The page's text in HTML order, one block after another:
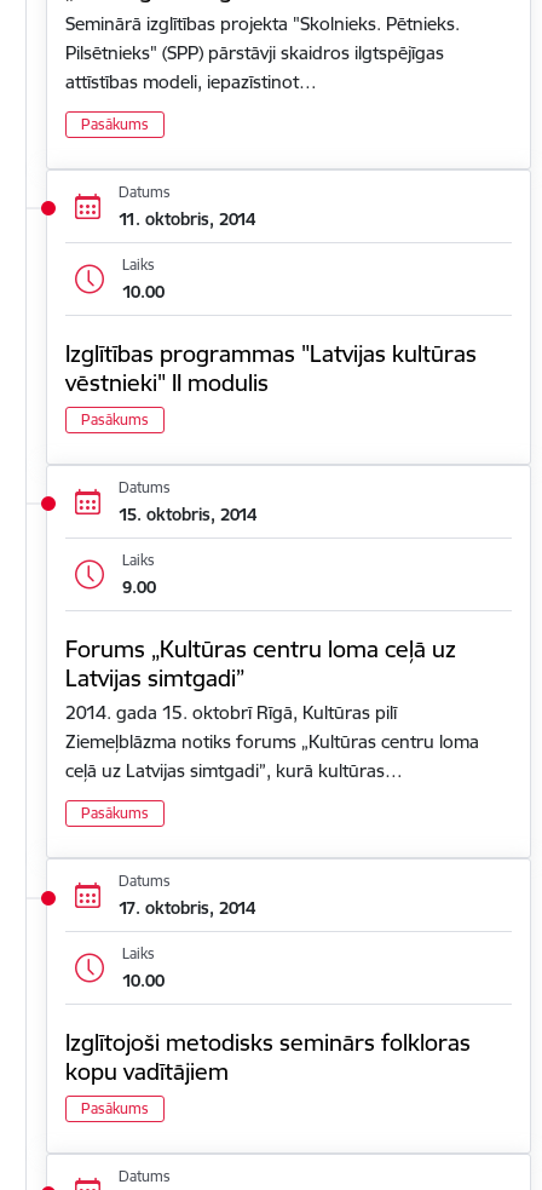
Seminārā izglītības projekta "Skolnieks. Pētnieks.
Pilsētnieks" (SPP) pārstāvji skaidros ilgtspējīgas
attīstības modeli, iepazīstinot…
Pasākums
Datums
11. oktobris, 2014
Laiks
10.00
Izglītības programmas "Latvijas kultūras
vēstnieki" II modulis
Pasākums
Datums
15. oktobris, 2014
Laiks
9.00
Forums „Kultūras centru loma ceļā uz
Latvijas simtgadi”
2014. gada 15. oktobrī Rīgā, Kultūras pilī
Ziemeļblāzma notiks forums „Kultūras centru loma
ceļā uz Latvijas simtgadi”, kurā kultūras…
Pasākums
Datums
17. oktobris, 2014
Laiks
10.00
Izglītojoši metodisks seminārs folkloras
kopu vadītājiem
Pasākums
Datums